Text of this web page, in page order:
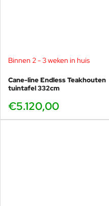
Binnen 2 - 3 weken in huis
Cane-line Endless Teakhouten
tuintafel 332cm
€5.120,00